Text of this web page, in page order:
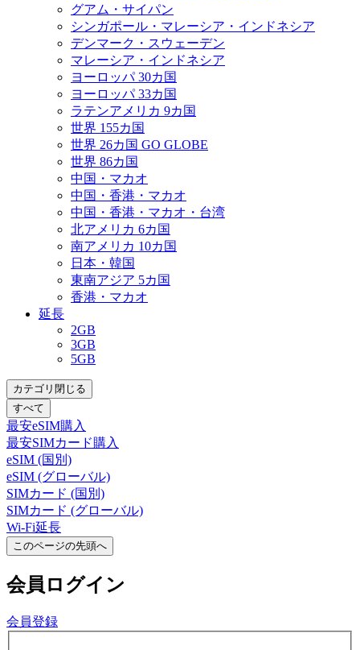
グアム・サイパン
シンガポール・マレーシア・インドネシア
デンマーク・スウェーデン
マレーシア・インドネシア
ヨーロッパ 30カ国
ヨーロッパ 33カ国
ラテンアメリカ 9カ国
世界 155カ国
世界 26カ国 GO GLOBE
世界 86カ国
中国・マカオ
中国・香港・マカオ
中国・香港・マカオ・台湾
北アメリカ 6カ国
南アメリカ 10カ国
日本・韓国
東南アジア 5カ国
香港・マカオ
延長
2GB
3GB
5GB
カテゴリ閉じる
すべて
最安eSIM購入
最安SIMカード購入
eSIM (国別)
eSIM (グローバル)
SIMカード (国別)
SIMカード (グローバル)
Wi-Fi延長
このページの先頭へ
会員 ログイン
会員登録